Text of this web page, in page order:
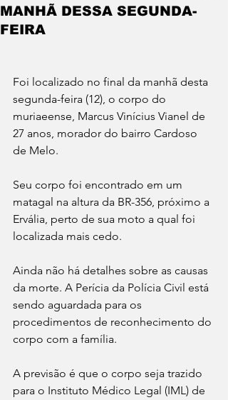
MANHÃ DESSA SEGUNDA-
FEIRA
Foi localizado no final da manhã desta
segunda-feira (12), o corpo do
muriaeense, Marcus Vinícius Vianel de
27 anos, morador do bairro Cardoso
de Melo.
Seu corpo foi encontrado em um
matagal na altura da BR-356, próximo a
Ervália, perto de sua moto a qual foi
localizada mais cedo.
Ainda não há detalhes sobre as causas
da morte. A Perícia da Polícia Civil está
sendo aguardada para os
procedimentos de reconhecimento do
corpo com a família.
A previsão é que o corpo seja trazido
para o Instituto Médico Legal (IML) de